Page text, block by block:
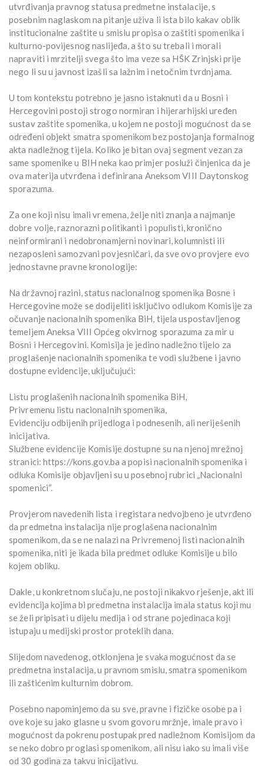
utvrđivanja pravnog statusa predmetne instalacije, s
posebnim naglaskom na pitanje uživa li ista bilo kakav oblik
institucionalne zaštite u smislu propisa o zaštiti spomenika i
kulturno-povijesnog naslijeđa, a što su trebali i morali
napraviti i mrzitelji svega što ima veze sa HŠK Zrinjski prije
nego li su u javnost izašli sa lažnim i netočnim tvrdnjama.
U tom kontekstu potrebno je jasno istaknuti da u Bosni i
Hercegovini postoji strogo normiran i hijerarhijski uređen
sustav zaštite spomenika, u kojem ne postoji mogućnost da se
određeni objekt smatra spomenikom bez postojanja formalnog
akta nadležnog tijela. Koliko je bitan ovaj segment vezan za
same spomenike u BIH neka kao primjer posluži činjenica da je
ova materija utvrđena i definirana Aneksom VIII Daytonskog
sporazuma.
Za one koji nisu imali vremena, želje niti znanja a najmanje
dobre volje, raznorazni politikanti i populisti, kronično
neinformirani i nedobronamjerni novinari, kolumnisti ili
nezaposleni samozvani povjesničari, da sve ovo provjere evo
jednostavne pravne kronologije:
Na državnoj razini, status nacionalnog spomenika Bosne i
Hercegovine može se dodijeliti isključivo odlukom Komisije za
očuvanje nacionalnih spomenika BiH, tijela uspostavljenog
temeljem Aneksa VIII Općeg okvirnog sporazuma za mir u
Bosni i Hercegovini. Komisija je jedino nadležno tijelo za
proglašenje nacionalnih spomenika te vodi službene i javno
dostupne evidencije, uključujući:
Listu proglašenih nacionalnih spomenika BiH,
Privremenu listu nacionalnih spomenika,
Evidenciju odbijenih prijedloga i podnesenih, ali neriješenih
inicijativa.
Službene evidencije Komisije dostupne su na njenoj mrežnoj
stranici: https://kons.gov.ba a popisi nacionalnih spomenika i
odluka Komisije objavljeni su u posebnoj rubrici „Nacionalni
spomenici“.
Provjerom navedenih lista i registara nedvojbeno je utvrđeno
da predmetna instalacija nije proglašena nacionalnim
spomenikom, da se ne nalazi na Privremenoj listi nacionalnih
spomenika, niti je ikada bila predmet odluke Komisije u bilo
kojem obliku.
Dakle, u konkretnom slučaju, ne postoji nikakvo rješenje, akt ili
evidencija kojima bi predmetna instalacija imala status koji mu
se želi pripisati u dijelu medija i od strane pojedinaca koji
istupaju u medijski prostor proteklih dana.
Slijedom navedenog, otklonjena je svaka mogućnost da se
predmetna instalacija, u pravnom smislu, smatra spomenikom
ili zaštićenim kulturnim dobrom.
Posebno napominjemo da su sve, pravne i fizičke osobe pa i
ove koje su jako glasne u svom govoru mržnje, imale pravo i
mogućnost da pokrenu postupak pred nadležnom Komisijom da
se neko dobro proglasi spomenikom, ali nisu iako su imali više
od 30 godina za takvu inicijativu.